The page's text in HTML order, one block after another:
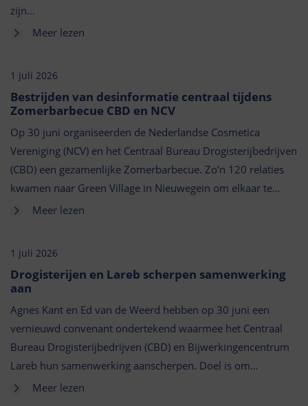
zijn…
Meer lezen
1 juli 2026
Bestrijden van desinformatie centraal tijdens
Zomerbarbecue CBD en NCV
Op 30 juni organiseerden de Nederlandse Cosmetica
Vereniging (NCV) en het Centraal Bureau Drogisterijbedrijven
(CBD) een gezamenlijke Zomerbarbecue. Zo’n 120 relaties
kwamen naar Green Village in Nieuwegein om elkaar te…
Meer lezen
1 juli 2026
Drogisterijen en Lareb scherpen samenwerking
aan
Agnes Kant en Ed van de Weerd hebben op 30 juni een
vernieuwd convenant ondertekend waarmee het Centraal
Bureau Drogisterijbedrijven (CBD) en Bijwerkingencentrum
Lareb hun samenwerking aanscherpen. Doel is om…
Meer lezen